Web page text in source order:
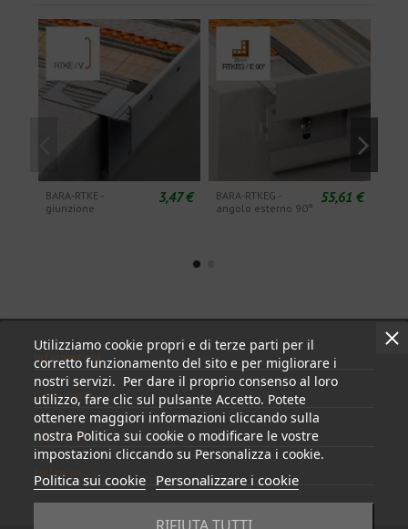
BARA-RTKE -
giunzione
3,47 €
BARA-RTKEG -
angolo esterno 90°
55,61 €
Utilizziamo cookie propri e di terze parti per il
corretto funzionamento del sito e per migliorare i
nostri servizi. Per dare il proprio consenso al loro
utilizzo, fare clic sul pulsante Accetto. Potete
ottenere maggiori informazioni cliccando sulla
nostra Politica sui cookie o modificare le vostre
impostazioni cliccando su Personalizza i cookie.
Politica sui cookie Personalizzare i cookie
Informazioni
Il mio conto
Contattare
Follow us